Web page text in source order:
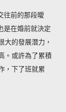
往前的那段曖
是在婚前就決定
大的發展潛力，
。或許為了累積
，下了班就累